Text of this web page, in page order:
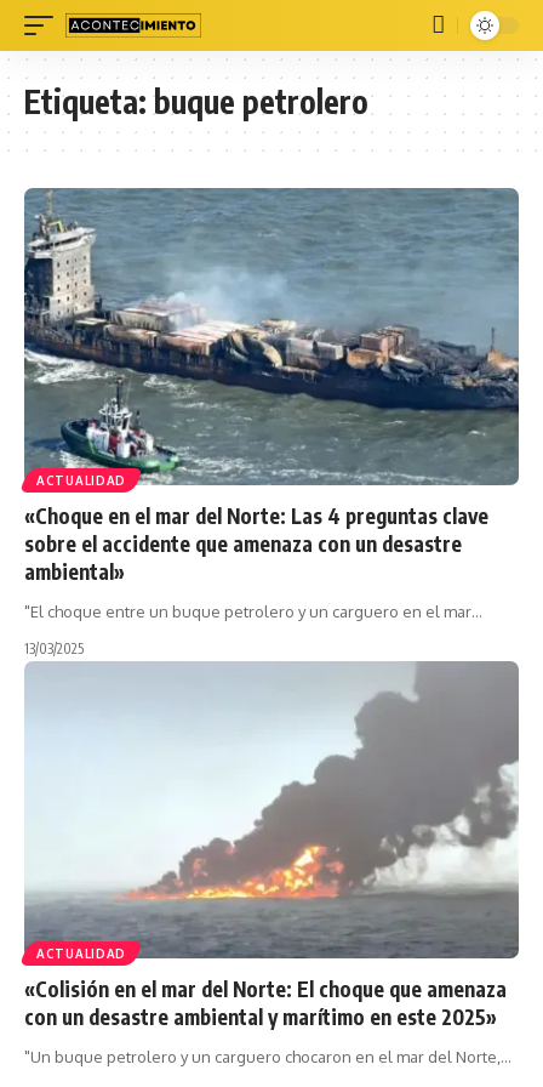
Etiqueta:buque petrolero
ACTUALIDAD
«Choque en el mar del Norte: Las 4 preguntas clave
sobre el accidente que amenaza con un desastre
ambiental»
"El choque entre un buque petrolero y un carguero en el mar…
13/03/2025
ACTUALIDAD
«Colisión en el mar del Norte: El choque que amenaza
con un desastre ambiental y marítimo en este 2025»
"Un buque petrolero y un carguero chocaron en el mar del Norte,…